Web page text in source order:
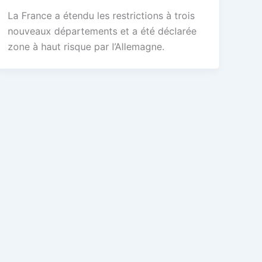
La France a étendu les restrictions à trois
nouveaux départements et a été déclarée
zone à haut risque par l’Allemagne.